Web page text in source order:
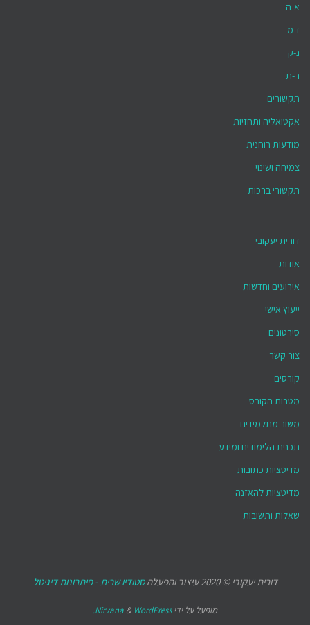
א-ה
ז-מ
נ-ק
ר-ת
תקשורים
אקטואליה ותחזיות
מודעות רוחנית
צמיחה ושינוי
תקשורי ברכות
דורית יעקובי
אודות
אירועים וחדשות
ייעוץ אישי
סירטונים
צור קשר
קורסים
מטרות הקורס
משוב מתלמידים
תכנית הלימודים ומידע
מדיטציות כתובות
מדיטציות להאזנה
שאלות ותשובות
דורית יעקובי © 2020 עיצוב והפעלה סטודיו שרית - פיתרונות דיגיטל
מופעל על ידי Nirvana & WordPress.